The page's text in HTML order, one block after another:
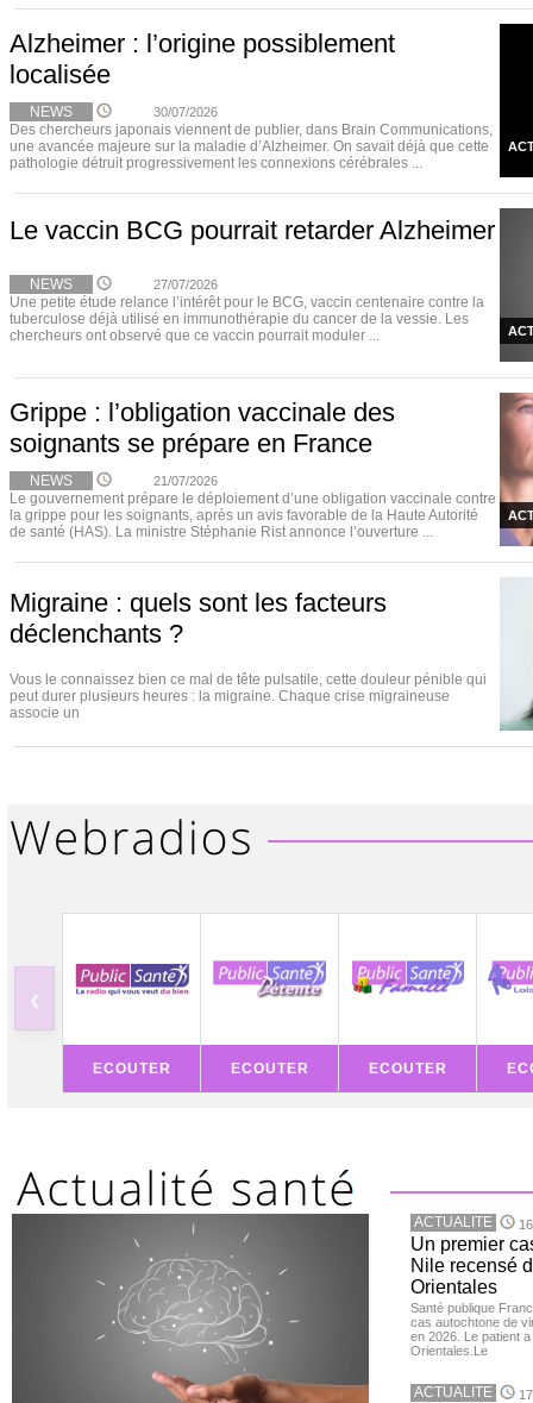
Alzheimer : l’origine possiblement
localisée
NEWS 30/07/2026
Des chercheurs japonais viennent de publier, dans Brain Communications,
une avancée majeure sur la maladie d’Alzheimer. On savait déjà que cette
pathologie détruit progressivement les connexions cérébrales ...
Le vaccin BCG pourrait retarder Alzheimer
NEWS 27/07/2026
Une petite étude relance l’intérêt pour le BCG, vaccin centenaire contre la
tuberculose déjà utilisé en immunothérapie du cancer de la vessie. Les
chercheurs ont observé que ce vaccin pourrait moduler ...
Grippe : l’obligation vaccinale des
soignants se prépare en France
NEWS 21/07/2026
Le gouvernement prépare le déploiement d’une obligation vaccinale contre
la grippe pour les soignants, après un avis favorable de la Haute Autorité
de santé (HAS). La ministre Stéphanie Rist annonce l’ouverture ...
Migraine : quels sont les facteurs
déclenchants ?
Vous le connaissez bien ce mal de tête pulsatile, cette douleur pénible qui
peut durer plusieurs heures : la migraine. Chaque crise migraineuse
associe un
‹
ECOUTER ECOUTER ECOUTER
ACTUALITE
Un premier
Nile recensé
Orientales
Santé publique
cas autochtone de
en 2026. Le patient
Orientales.Le
ACTUALITE